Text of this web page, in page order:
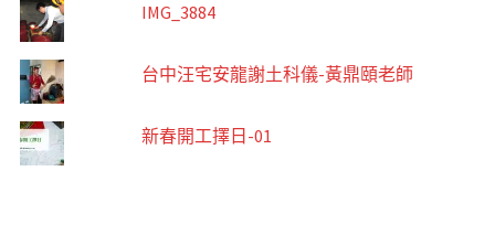
IMG_3884
台中汪宅安龍謝土科儀-黃鼎頤老師
新春開工擇日-01